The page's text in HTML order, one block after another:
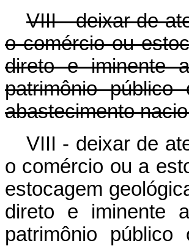
VIII - deixar de
o comércio ou
direto e iminente
patrimônio
abastecimento
VIII - deixar de
o comércio ou a
estocagem
direto e iminente
patrimônio